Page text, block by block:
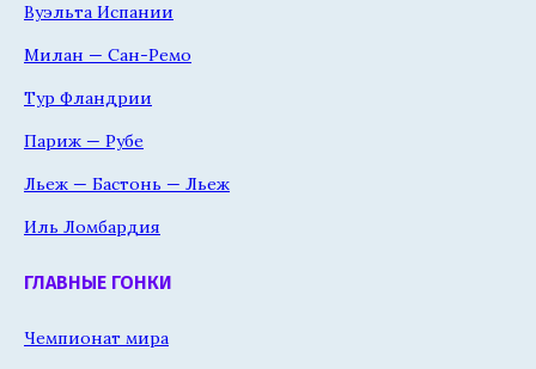
Вуэльта Испании
Милан — Сан-Ремо
Тур Фландрии
Париж — Рубе
Льеж — Бастонь — Льеж
Иль Ломбардия
ГЛАВНЫЕ ГОНКИ
Чемпионат мира